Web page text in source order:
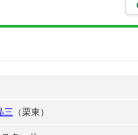
三 （栗東）